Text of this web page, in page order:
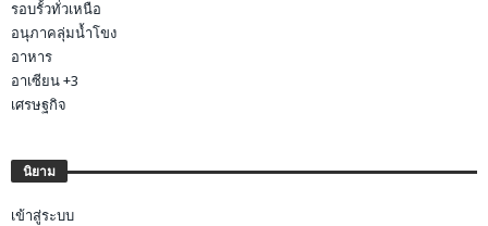
รอบรั้วทั่วเหนือ
อนุภาคลุ่มน้ำโขง
อาหาร
อาเซียน +3
เศรษฐกิจ
นิยาม
เข้าสู่ระบบ